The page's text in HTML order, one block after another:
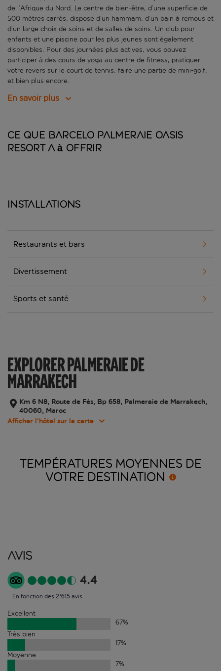
de l’Afrique du Nord. Le centre de bien-être, d’une superficie de
500 mètres carrés, dispose d’un hammam, d’un bain à remous et
d’un large choix de soins et de salles de soins. Un club pour
enfants et une piscine pour les plus jeunes sont également
disponibles. Pour des journées plus actives, vous pouvez
participer à des cours de yoga au centre de fitness, pratiquer
votre revers sur le court de tennis, faire une partie de mini-golf,
et bien plus encore.
En savoir plus
Ce que Barcelo Palmeraie Oasis
Resort a à offrir
Installations
Restaurants et bars
Divertissement
Sports et santé
EXPLORER PALMERAIE DE
MARRAKECH
Km 6 N8, Route de Fès, Bp 658, Palmeraie de Marrakech,
40060, Maroc
Afficher l’hôtel sur la carte
TEMPÉRATURES MOYENNES DE
VOTRE DESTINATION
Avis
4.4
En fonction des 2'615 avis
Excellent
67%
Très bien
17%
Moyenne
7%